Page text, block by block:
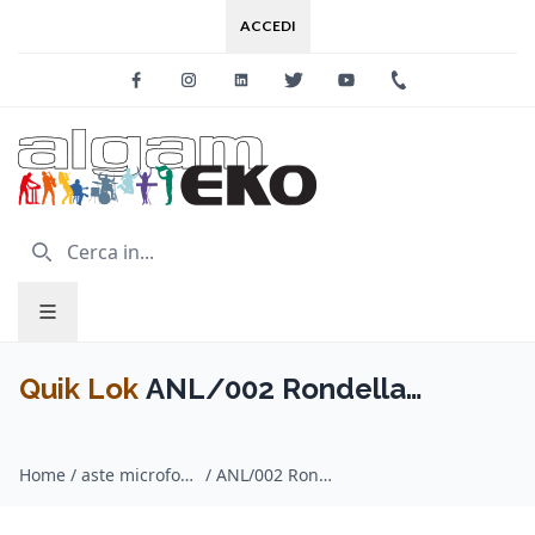
ACCEDI
FacebookInstagramLinkedinTwitter Youtube
Quik Lok ANL/002 Rondella
Home / aste microfoniche / Quik Lok / ANL/002 Rondella Filettata per Adattatore BCOT/002